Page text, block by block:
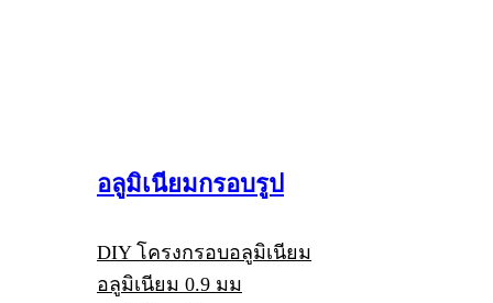
อลูมิเนียมกรอบรูป
DIY โครงกรอบอลูมิเนียม
อลูมิเนียม 0.9 มม